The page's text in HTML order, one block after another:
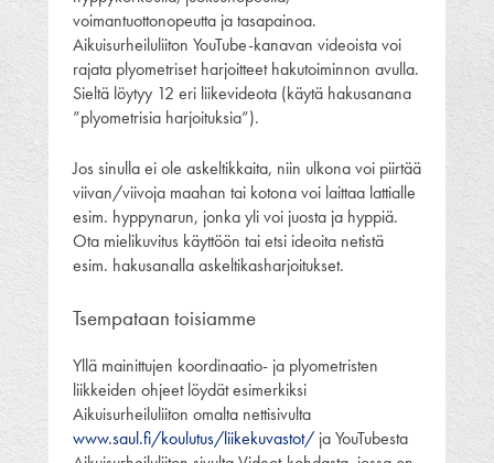
voimantuottonopeutta ja tasapainoa.
Aikuisurheiluliiton YouTube-kanavan videoista voi
rajata plyometriset harjoitteet hakutoiminnon avulla.
Sieltä löytyy 12 eri liikevideota (käytä hakusanana
”plyometrisia harjoituksia”).
Jos sinulla ei ole askeltikkaita, niin ulkona voi piirtää
viivan/viivoja maahan tai kotona voi laittaa lattialle
esim. hyppynarun, jonka yli voi juosta ja hyppiä.
Ota mielikuvitus käyttöön tai etsi ideoita netistä
esim. hakusanalla askeltikasharjoitukset.
Tsempataan toisiamme
Yllä mainittujen koordinaatio- ja plyometristen
liikkeiden ohjeet löydät esimerkiksi
Aikuisurheiluliiton omalta nettisivulta
www.saul.fi/koulutus/liikekuvastot/ ja YouTubesta